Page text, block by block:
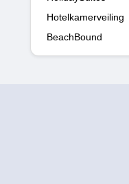
Hotelkamerveiling
BeachBound